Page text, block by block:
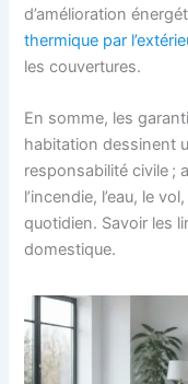
d’amélioration
thermique par
les couvertures.
En somme, les
habitation dessinent
responsabilité civile ;
l’incendie, l’eau, le
quotidien. Savoir les
domestique.